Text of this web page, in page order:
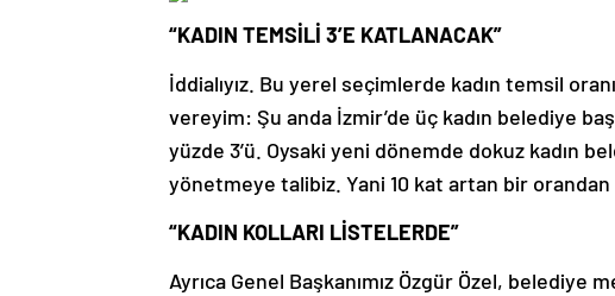
“KADIN TEMSİLİ 3’E KATLANACAK”
İddialıyız. Bu yerel seçimlerde kadın temsil
vereyim: Şu anda İzmir’de üç kadın belediye
yüzde 3’ü. Oysaki yeni dönemde dokuz kadın
yönetmeye talibiz. Yani 10 kat artan bir
“KADIN KOLLARI LİSTELERDE”
Ayrıca Genel Başkanımız Özgür Özel,